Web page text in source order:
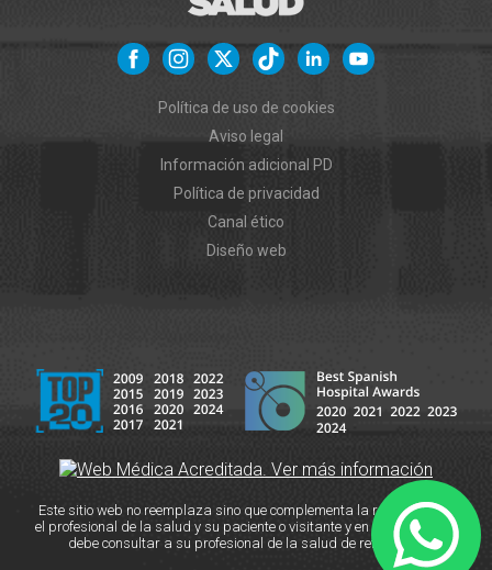
Política de uso de cookies
Aviso legal
Información adicional PD
Política de privacidad
Canal ético
Diseño web
Este sitio web no reemplaza sino que complementa la relación entre
el profesional de la salud y su paciente o visitante y en caso de duda
debe consultar a su profesional de la salud de referencia.